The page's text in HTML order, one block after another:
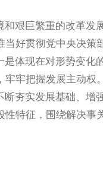
艰巨繁重的改革发
好贯彻党中央决策
体现在对形势变化
牢牢把握发展主动权
夯实发展基础、增
特征，围绕解决事